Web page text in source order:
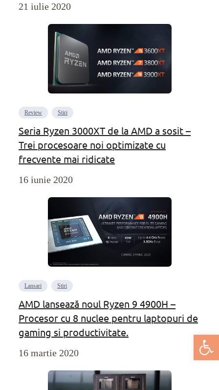
Deschide
21 iulie 2020
Review Stiri
Seria Ryzen 3000XT de la AMD a sosit –
Trei procesoare noi optimizate cu
frecvente mai ridicate
16 iunie 2020
Lansari Stiri
AMD lansează noul Ryzen 9 4900H –
Procesor cu 8 nuclee pentru laptopuri de
gaming si productivitate.
16 martie 2020